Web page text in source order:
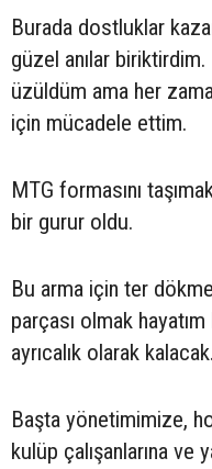
Burada dostluklar
güzel anılar
üzüldüm ama her
için mücadele ettim.
MTG formasını
bir gurur oldu.
Bu arma için ter
parçası olmak
ayrıcalık olarak kalacak.
Başta yönetimimize,
kulüp çalışanlarına ve